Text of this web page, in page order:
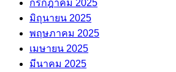
กรกฎาคม 2025
มิถุนายน 2025
พฤษภาคม 2025
เมษายน 2025
มีนาคม 2025